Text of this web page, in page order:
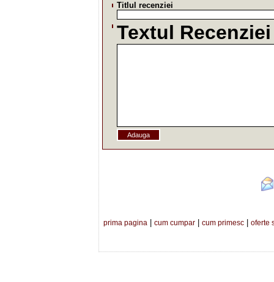
Titlul recenziei
Textul Recenziei
prima pagina cum cumpar cum primesc oferte